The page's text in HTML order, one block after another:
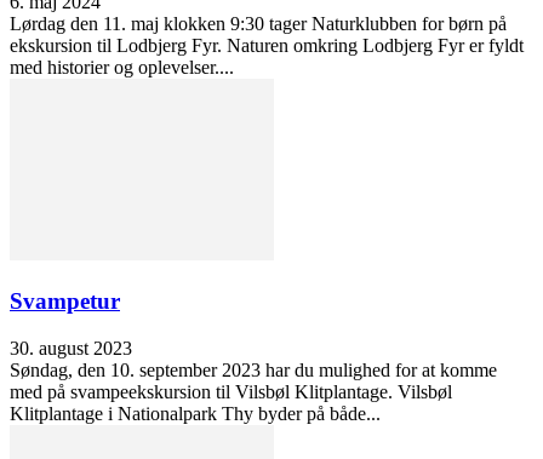
Lørdag den 11. maj klokken 9:30 tager Naturklubben for børn på
ekskursion til Lodbjerg Fyr. Naturen omkring Lodbjerg Fyr er fyldt
med historier og oplevelser....
Svampetur
30. august 2023
Søndag, den 10. september 2023 har du mulighed for at komme
med på svampeekskursion til Vilsbøl Klitplantage. Vilsbøl
Klitplantage i Nationalpark Thy byder på både...